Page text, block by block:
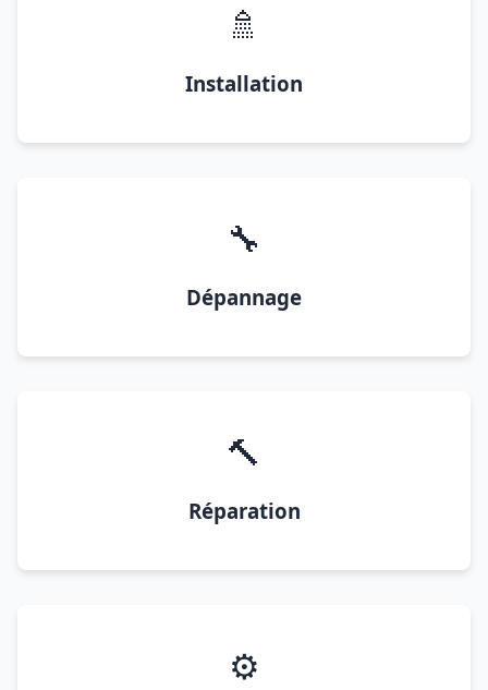
🚿
Installation
🔧
Dépannage
🔨
Réparation
⚙️